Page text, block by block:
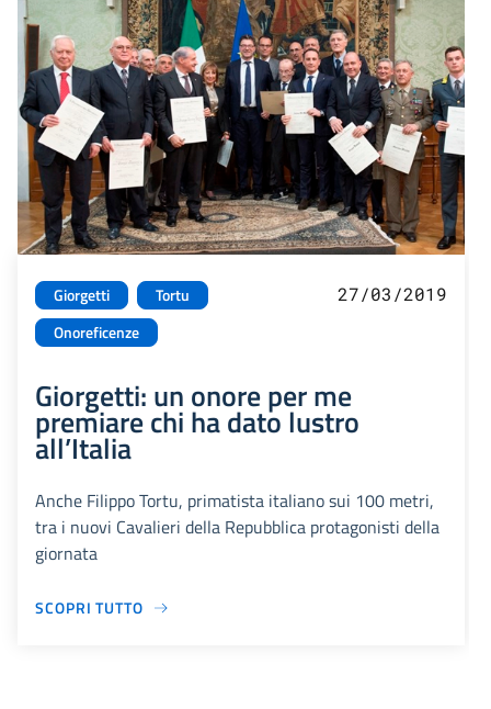
Giorgetti
Tortu
Onoreficenze
27/03/2019
Giorgetti: un onore per me
premiare chi ha dato lustro
all’Italia
Anche Filippo Tortu, primatista italiano sui 100 metri,
tra i nuovi Cavalieri della Repubblica protagonisti della
giornata
SCOPRI TUTTO